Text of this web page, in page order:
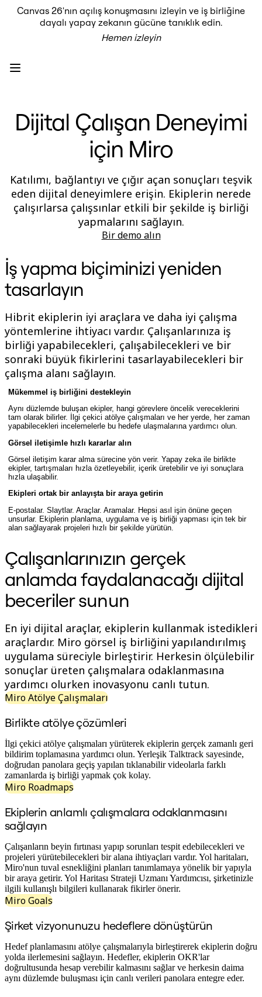
Ürün
Öne Çıkanlar
Intelligent Canvas™
Bağlayıcılar
MCP Sunucusu
Yapay Zeka Rehberlerini keşfedin
MCP Sunucusu
Blueprints
Entegrasyonlar
Güvenlik
Enterprise Guard
Geliştirici Platformu
Uygulamaları İndir
Biçimler
Beyaz Tahta
Şemalar
Timelines
TalkTrack
Docs
Senaryolar
Öne Çıkanlar
Yapay Zeka Rehberlerini keşfedin
Miroverse'ü keşfedin
Genel
Diagramming
Atölyeler
Beyin Fırtınası
Zihin Haritaları
Konsept Haritaları
Akış Şemaları
Uzmanlaşmış
Yol Haritaları
Technical Design ve Belgeler
Prototypes ve Tel Çerçeveler
Araştırma Sentezi
Planning & Delivery
Hedef Planlama
Org. Tasarımı
İş Segmentine Göre
Enterprise
Küçük İşletmeler
Startup'lar
Sektöre Göre
Dijital
İmalat
Perakende
Finansal Hizmetler
Yaşam Bilimleri ve İlaç
Ekibe Göre
Ürün Yönetimi
Tasarım ve UX
Mühendislik
Operasyonlar
BT
Stratejik Girişime Göre
Ürün Operasyon Sistemi
Yapay Zeka Dönüşümü
Müşteri Deneyimi ve Hizmet Tasarımı
Bulut ve Yazılım Dönüşümü
Kaynaklar
Müşteri Hikayeleri
Academy
Webinarlar
Reforge Learning
Topluluk ve Destek
Topluluk
Ortaklar ve Hizmetler
Miro Profesyonel Hizmetler
Çözüm Ortakları
Fiyatlar
Canvas 26'nın açılış konuşmasını izleyin ve iş birliğine
dayalı yapay zekanın gücüne tanıklık edin.
Hemen izleyin
Dijital Çalışan Deneyimi
için Miro
Katılımı, bağlantıyı ve çığır açan sonuçları teşvik
eden dijital deneyimlere erişin. Ekiplerin nerede
çalışırlarsa çalışsınlar etkili bir şekilde iş birliği
yapmalarını sağlayın.
Bir demo alın
İş yapma biçiminizi yeniden
tasarlayın
Hibrit ekiplerin iyi araçlara ve daha iyi çalışma
yöntemlerine ihtiyacı vardır. Çalışanlarınıza iş
birliği yapabilecekleri, çalışabilecekleri ve bir
sonraki büyük fikirlerini tasarlayabilecekleri bir
çalışma alanı sağlayın.
Mükemmel iş birliğini destekleyin
Aynı düzlemde buluşan ekipler, hangi görevlere öncelik vereceklerini
tam olarak bilirler. İlgi çekici atölye çalışmaları ve her yerde, her zaman
yapabilecekleri incelemelerle bu hedefe ulaşmalarına yardımcı olun.
Görsel iletişimle hızlı kararlar alın
Görsel iletişim karar alma sürecine yön verir. Yapay zeka ile birlikte
ekipler, tartışmaları hızla özetleyebilir, içerik üretebilir ve iyi sonuçlara
hızla ulaşabilir.
Ekipleri ortak bir anlayışta bir araya getirin
E-postalar. Slaytlar. Araçlar. Aramalar. Hepsi asıl işin önüne geçen
unsurlar. Ekiplerin planlama, uygulama ve iş birliği yapması için tek bir
alan sağlayarak projeleri hızlı bir şekilde yürütün.
Çalışanlarınızın gerçek
anlamda faydalanacağı dijital
beceriler sunun
En iyi dijital araçlar, ekiplerin kullanmak istedikleri
araçlardır. Miro görsel iş birliğini yapılandırılmış
uygulama süreciyle birleştirir. Herkesin ölçülebilir
sonuçlar üreten çalışmalara odaklanmasına
yardımcı olurken inovasyonu canlı tutun.
Miro Atölye Çalışmaları
Birlikte atölye çözümleri
İlgi çekici atölye çalışmaları yürüterek ekiplerin gerçek zamanlı geri
bildirim toplamasına yardımcı olun. Yerleşik Talktrack sayesinde,
doğrudan panolara geçiş yapılan tıklanabilir videolarla farklı
zamanlarda iş birliği yapmak çok kolay.
Miro Roadmaps
Ekiplerin anlamlı çalışmalara odaklanmasını
sağlayın
Çalışanların beyin fırtınası yapıp sorunları tespit edebilecekleri ve
projeleri yürütebilecekleri bir alana ihtiyaçları vardır. Yol haritaları,
Miro'nun tuval esnekliğini planları tanımlamaya yönelik bir yapıyla
bir araya getirir. Yol Haritası Strateji Uzmanı Yardımcısı, şirketinizle
ilgili kullanışlı bilgileri kullanarak fikirler önerir.
Miro Goals
Şirket vizyonunuzu hedeflere dönüştürün
Hedef planlamasını atölye çalışmalarıyla birleştirerek ekiplerin doğru
yolda ilerlemesini sağlayın. Hedefler, ekiplerin OKR'lar
doğrultusunda hesap verebilir kalmasını sağlar ve herkesin daima
aynı düzlemde buluşması için canlı verileri panolara entegre eder.